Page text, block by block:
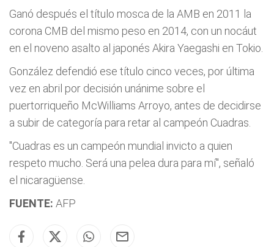
Ganó después el título mosca de la AMB en 2011 la
corona CMB del mismo peso en 2014, con un nocáut
en el noveno asalto al japonés Akira Yaegashi en Tokio.
González defendió ese título cinco veces, por última
vez en abril por decisión unánime sobre el
puertorriqueño McWilliams Arroyo, antes de decidirse
a subir de categoría para retar al campeón Cuadras.
"Cuadras es un campeón mundial invicto a quien
respeto mucho. Será una pelea dura para mí", señaló
el nicaragüense.
FUENTE: AFP